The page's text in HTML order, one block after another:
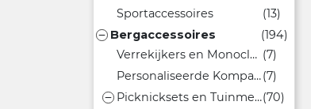
Sportaccessoires
(13)
 Bergaccessoires
(194)
Verrekijkers en Monocles (7)
Personaliseerde Kompassen(7)
 Picknicksets en Tuinmeubelen(70)